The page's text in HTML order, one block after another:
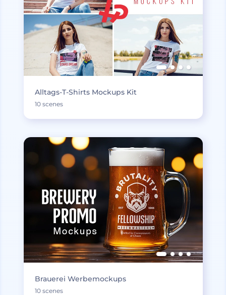
Alltags-T-Shirts Mockups Kit
10 scenes
Brauerei Werbemockups
10 scenes